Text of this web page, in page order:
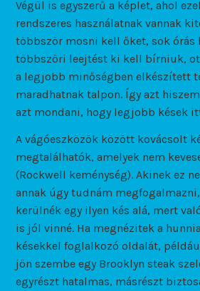
Végül is egyszerű a képlet, ahol
rendszeres használatnak vannak
többször mosni kell őket, sok órás
többszöri leejtést ki kell bírniuk,
a legjobb minőségben elkészített
maradhatnak talpon. Így azt
azt mondani, hogy legjobb kések
A vágóeszközök között kovácsolt
megtalálhatók, amelyek nem
(Rockwell keménység). Akinek ez
annak úgy tudnám
kerülnék egy ilyen kés alá, mert
is jól vinné. Ha megnézitek a
késekkel foglalkozó oldalát,
jön szembe egy Brooklyn steak
egyrészt hatalmas, másrészt